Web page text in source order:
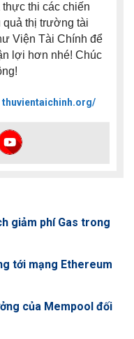
thi các chiến
quả thị trường tài
Viện Tài Chính để
lợi hơn nhé! Chúc
thuvientaichinh.org/
giảm phí Gas trong
tới mạng Ethereum
của Mempool đối